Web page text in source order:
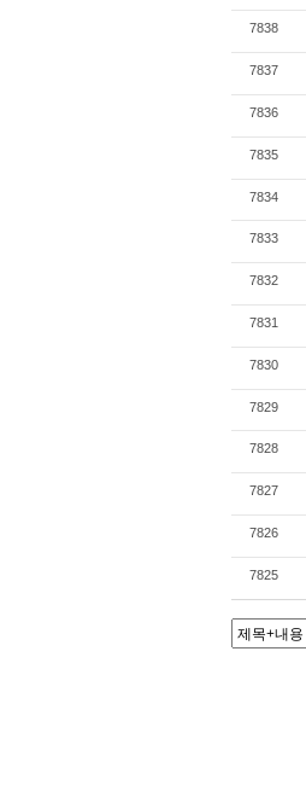
7838
7837
7836
7835
7834
7833
7832
7831
7830
7829
7828
7827
7826
7825